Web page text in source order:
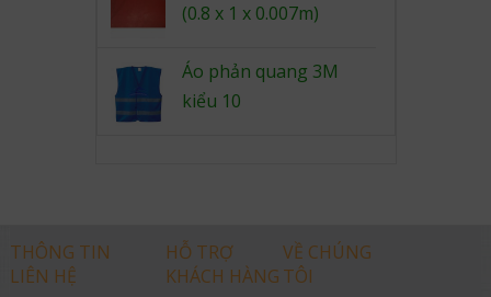
(0.8 x 1 x 0.007m)
Áo phản quang 3M
kiểu 10
THÔNG TIN
LIÊN HỆ
HỖ TRỢ
KHÁCH HÀNG
VỀ CHÚNG
TÔI